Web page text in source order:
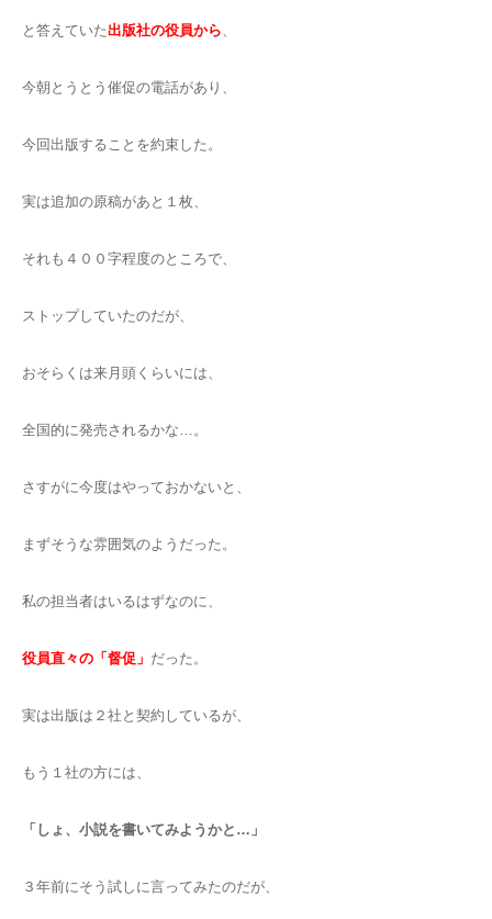
と答えていた出版社の役員から
今朝とうとう催促の電話があり、
今回出版することを約束した。
実は追加の原稿があと１枚、
それも４００字程度のところで、
ストップしていたのだが、
おそらくは来月頭くらいには、
全国的に発売されるかな…。
さすがに今度はやっておかないと、
まずそうな雰囲気のようだった。
私の担当者はいるはずなのに、
役員直々の「督促」 だった。
実は出版は２社と契約しているが、
もう１社の方には、
「しょ、小説を書いてみようかと…」
３年前にそう試しに言ってみたのだが、